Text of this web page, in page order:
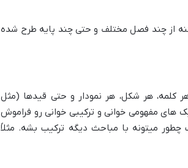
از چند فصل مختلف و حتی چند پایه طرح شده
هر شکل، هر نمودار و حتی قیدها (مثل
های مفهومی خوانی و ترکیبی خوانی رو فراموش
میتونه با مباحث دیگه ترکیب بشه. مثلاً